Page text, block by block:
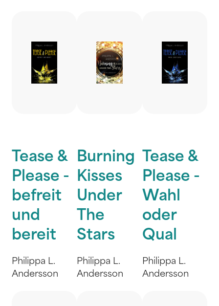
Tease &
Please -
befreit
und
bereit
Philippa L.
Andersson
Burning
Kisses
Under
The
Stars
Philippa L.
Andersson
Tease &
Please -
Wahl
oder
Qual
Philippa L.
Andersson